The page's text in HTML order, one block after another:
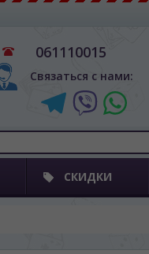
061110015
Связаться с нами:
СКИДКИ